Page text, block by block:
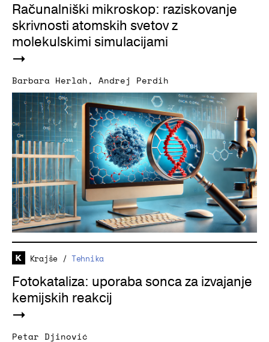
Računalniški mikroskop: raziskovanje
skrivnosti atomskih svetov z
molekulskimi simulacijami
Barbara Herlah, Andrej Perdih
Krajše /Tehnika
Fotokataliza: uporaba sonca za izvajanje
kemijskih reakcij
Petar Djinović